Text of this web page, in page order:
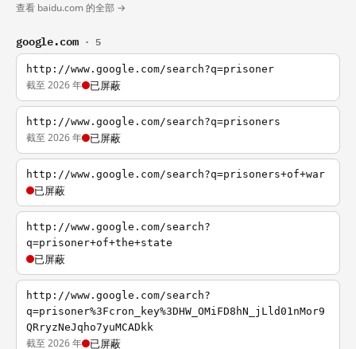
查看 baidu.com 的全部 →
google.com · 5
http://www.google.com/search?q=prisoner
截至 2026 年 已屏蔽
http://www.google.com/search?q=prisoners
截至 2026 年 已屏蔽
http://www.google.com/search?q=prisoners+of+war
已屏蔽
http://www.google.com/search?
q=prisoner+of+the+state
已屏蔽
http://www.google.com/search?
q=prisoner%3Fcron_key%3DHW_OMiFD8hN_jLld01nMor9
QRryzNeJqho7yuMCADkk
截至 2026 年 已屏蔽